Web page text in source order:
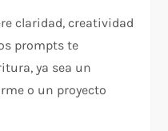
claridad, creatividad
prompts te
ya sea un
o un proyecto